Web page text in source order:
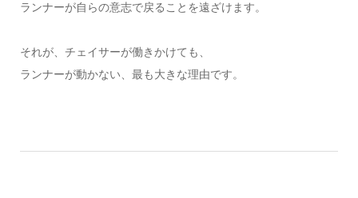
ランナーが自らの意志で戻ることを遠ざけます。
それが、チェイサーが働きかけても、
ランナーが動かない、最も大きな理由です。